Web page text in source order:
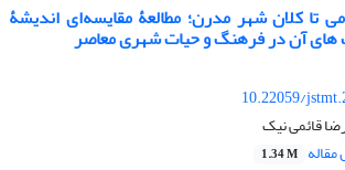
تا کلان شهر مدرن؛ مطالعۀ مقایسه‌ای اندیشۀ
های آن در فرهنگ و حیات شهری معاصر
10.22059/
قائمی نیک
1.34 M